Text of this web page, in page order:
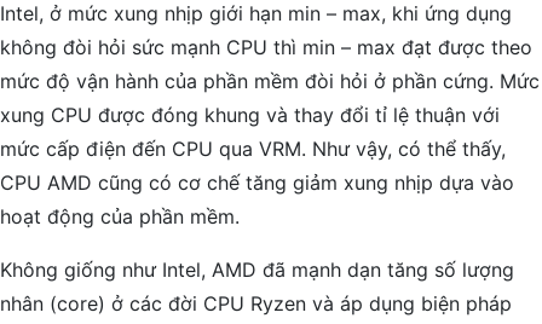
Intel, ở mức xung nhịp giới hạn min – max, khi ứng dụng
không đòi hỏi sức mạnh CPU thì min – max đạt được theo
mức độ vận hành của phần mềm đòi hỏi ở phần cứng. Mức
xung CPU được đóng khung và thay đổi tỉ lệ thuận với
mức cấp điện đến CPU qua VRM. Như vậy, có thể thấy,
CPU AMD cũng có cơ chế tăng giảm xung nhịp dựa vào
hoạt động của phần mềm.
Không giống như Intel, AMD đã mạnh dạn tăng số lượng
nhân (core) ở các đời CPU Ryzen và áp dụng biện pháp